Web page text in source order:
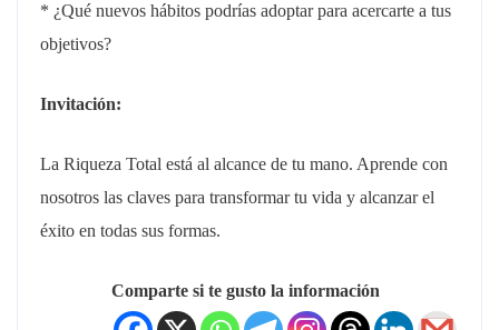
* ¿Qué nuevos hábitos podrías adoptar para acercarte a tus
objetivos?
Invitación:
La Riqueza Total está al alcance de tu mano. Aprende con
nosotros las claves para transformar tu vida y alcanzar el
éxito en todas sus formas.
Comparte si te gusto la información